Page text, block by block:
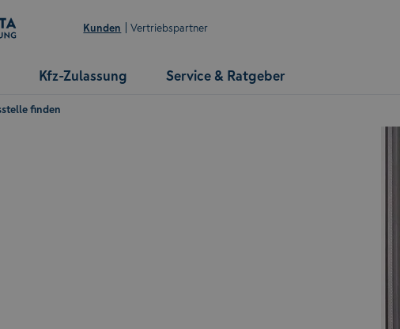
Kunden Vertriebspartner
Kfz-Zulassung Service & Ratgeber
finden